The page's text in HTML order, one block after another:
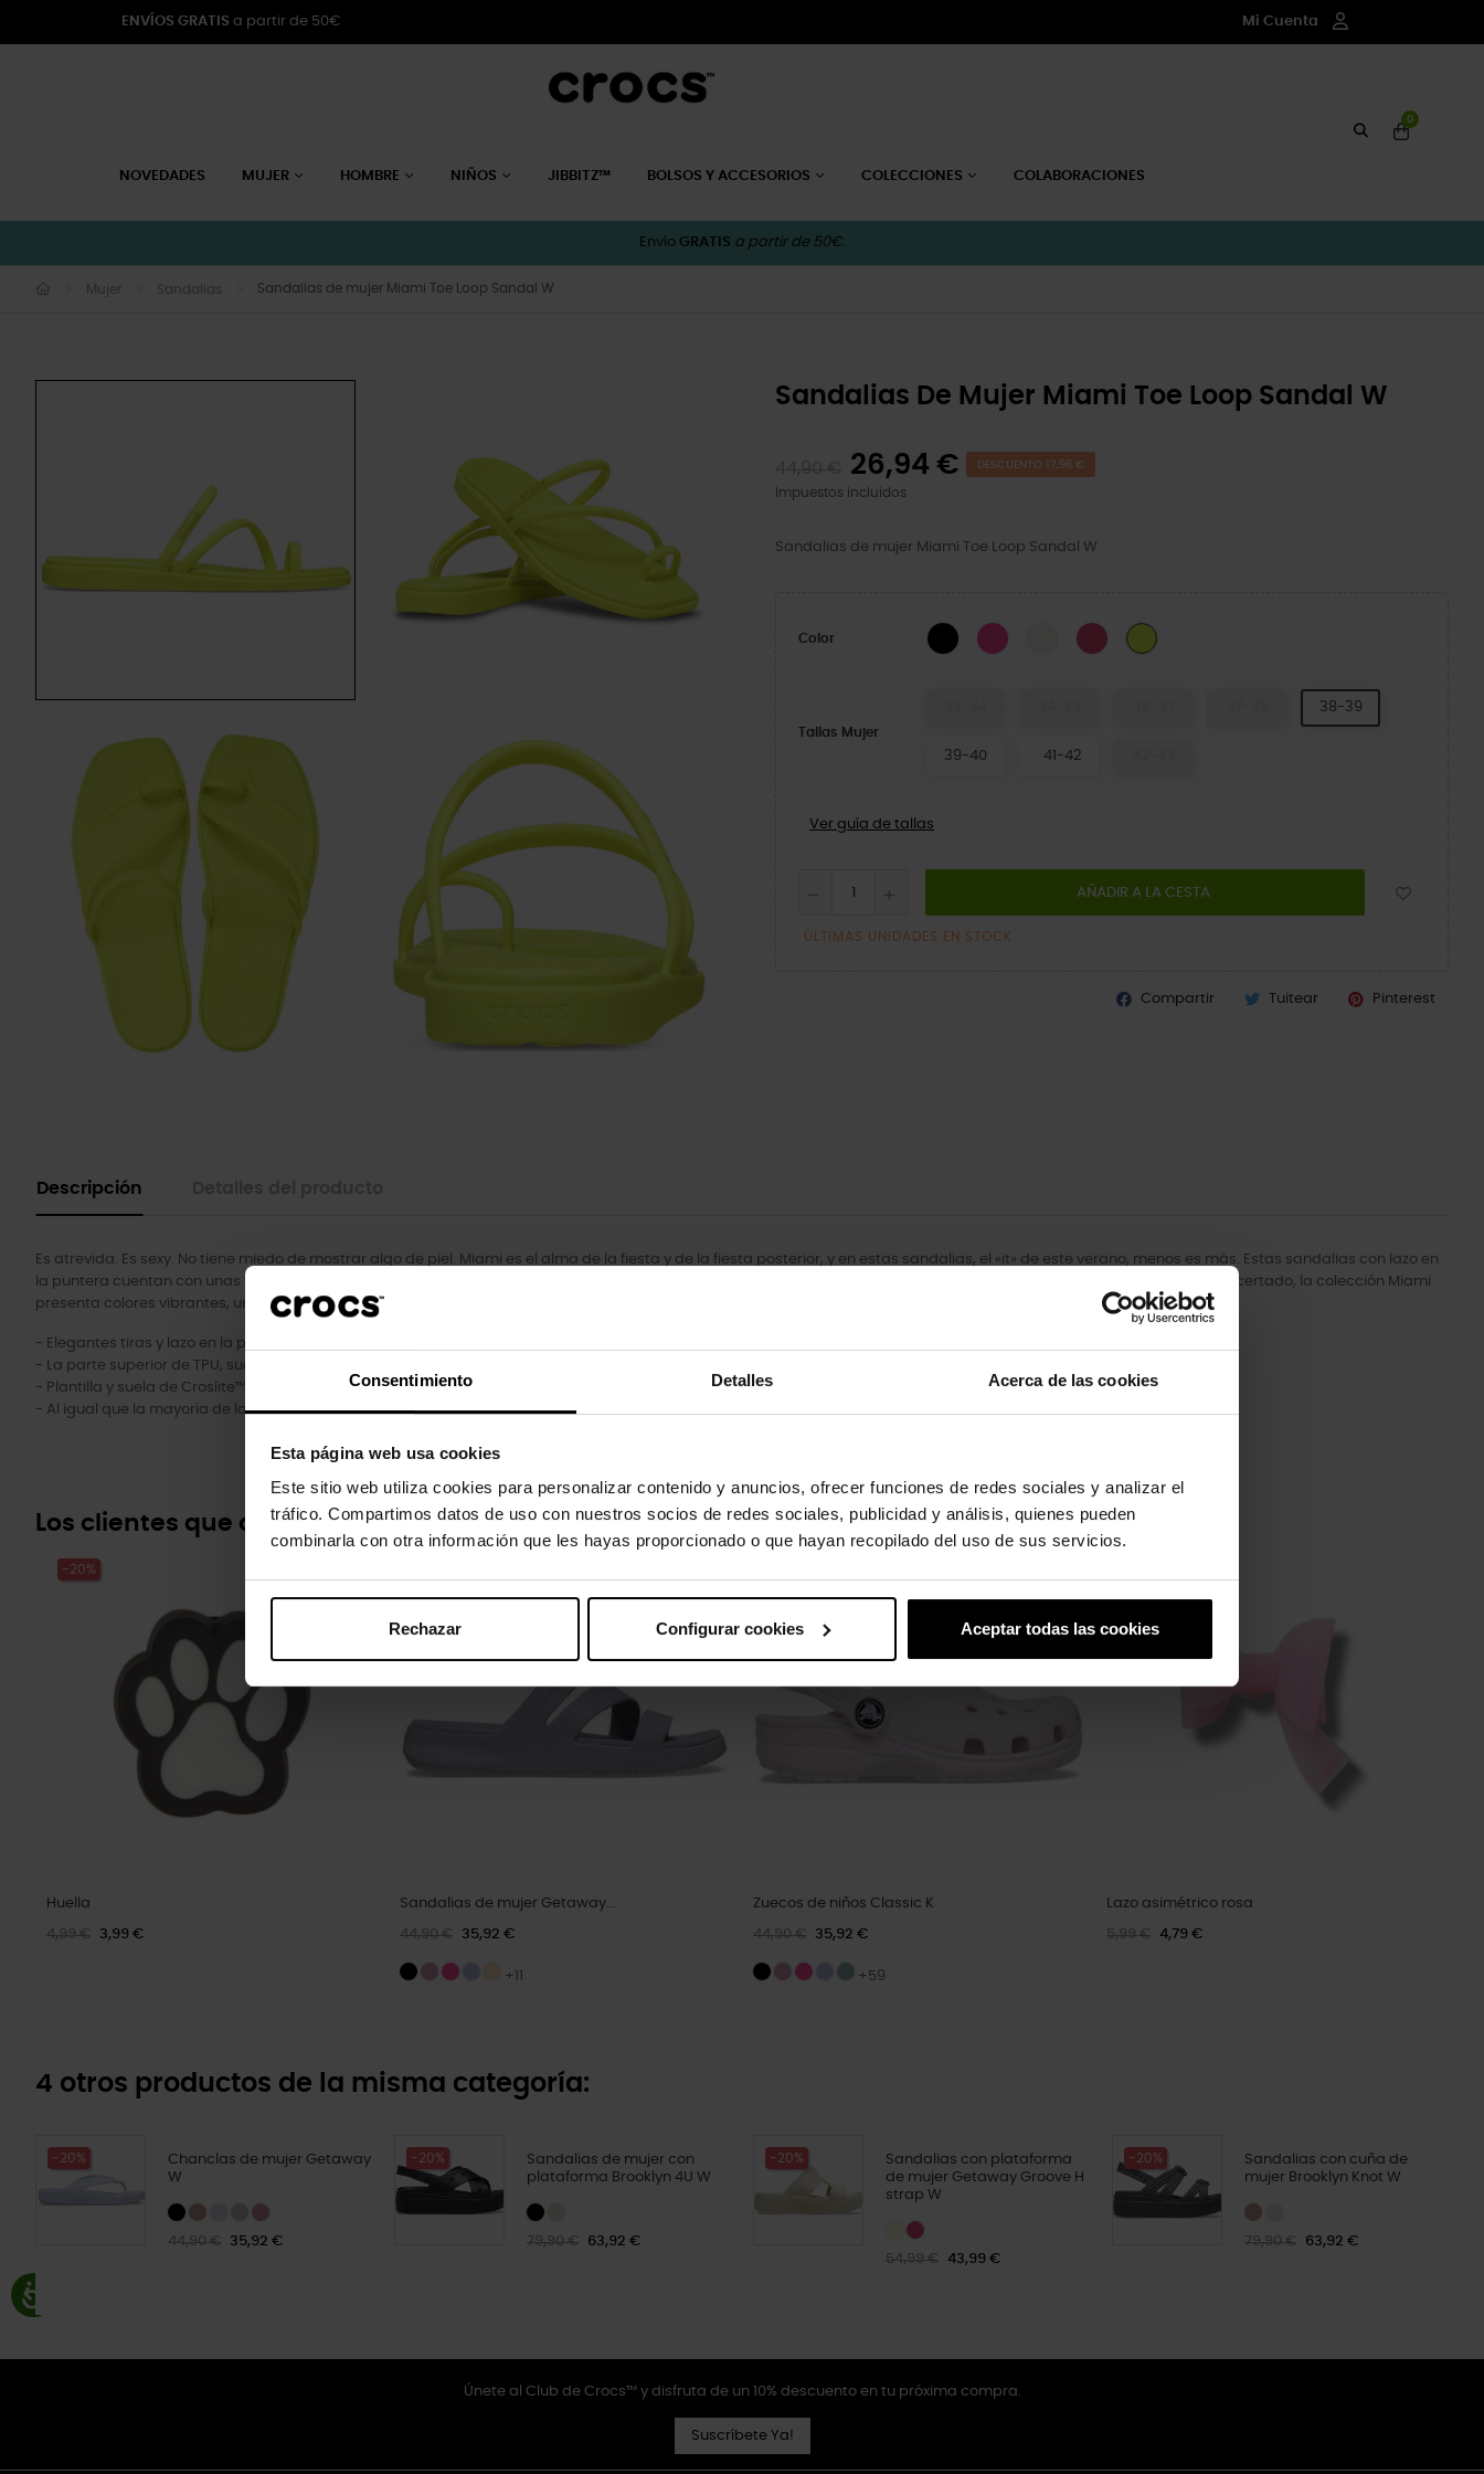
Consentimiento Detalles Acerca de las cookies
Esta página web usa cookies
Este sitio web utiliza cookies para personalizar contenido y anuncios, ofrecer funciones de redes sociales y analizar el
tráfico. Compartimos datos de uso con nuestros socios de redes sociales, publicidad y análisis, quienes pueden
combinarla con otra información que les hayas proporcionado o que hayan recopilado del uso de sus servicios.
Rechazar Configurar cookies Aceptar todas las cookies
ENVÍOS GRATIS a partir de 50€ Mi Cuenta
NOVEDADES MUJER HOMBRE NIÑOS JIBBITZ™ BOLSOS Y ACCESORIOS COLECCIONES COLABORACIONES
0
Envío GRATIS a partir de 50€.
Mujer Sandalias Sandalias de mujer Miami Toe Loop Sandal W
Sandalias De Mujer Miami Toe Loop Sandal W
26,94 € DESCUENTO 17,96 €
Impuestos incluidos
Sandalias de mujer Miami Toe Loop Sandal W
Color Black Pink Crush
Chalk Dragon Fruit
Citrus
Tallas Mujer
38-39
39-40 41-42
Ver guía de tallas
AÑADIR A LA CESTA
ÚLTIMAS UNIDADES EN STOCK
Compartir Tuitear Pinterest
Descripción
Es atrevida. Es sexy. No tiene miedo de mostrar algo de piel. Miami es el alma de la fiesta y de la fiesta posterior, y en estas sandalias, el «it» de este verano, menos es más. Estas sandalias con lazo en
la puntera cuentan con unas tiras minimalistas y elegantes y un lazo en la puntera que aportan un toque chic y desenfadado a cualquier conjunto. Con un nombre muy acertado, la colección Miami
presenta colores vibrantes, una forma de punta cuadrada muy de moda y una energía juvenil tan divertida como sus tiras.
- Elegantes tiras y lazo en la puntera.
- La parte superior de TPU, suave y flexible, se adapta al pie desde el primer día.
- Plantilla y suela de Croslite™ extraíbles.
- Al igual que la mayoría de los materiales lisos, la parte superior puede sufrir rozaduras con el uso y desgaste normales.
Los clientes que compraron este producto también han comprado:
-20%
Huella
4,99 € 3,99 €
Sandalias de mujer Getaway...
44,90 € 35,92 €
+11
Zuecos de niños Classic K
44,90 € 35,92 €
+59
Lazo asimétrico rosa
5,99 € 4,79 €
4 otros productos de la misma categoría:
-20%
Chanclas de mujer Getaway
W
44,90 € 35,92 €
-20%
Sandalias de mujer con
plataforma Brooklyn 4U W
79,90 € 63,92 €
-20%
Sandalias con plataforma
de mujer Getaway Groove H
strap W
54,99 € 43,99 €
-20%
Sandalias con cuña de
mujer Brooklyn Knot W
79,90 € 63,92 €
Únete al Club de Crocs™ y disfruta de un 10% descuento en tu próxima compra.
Suscríbete Ya!